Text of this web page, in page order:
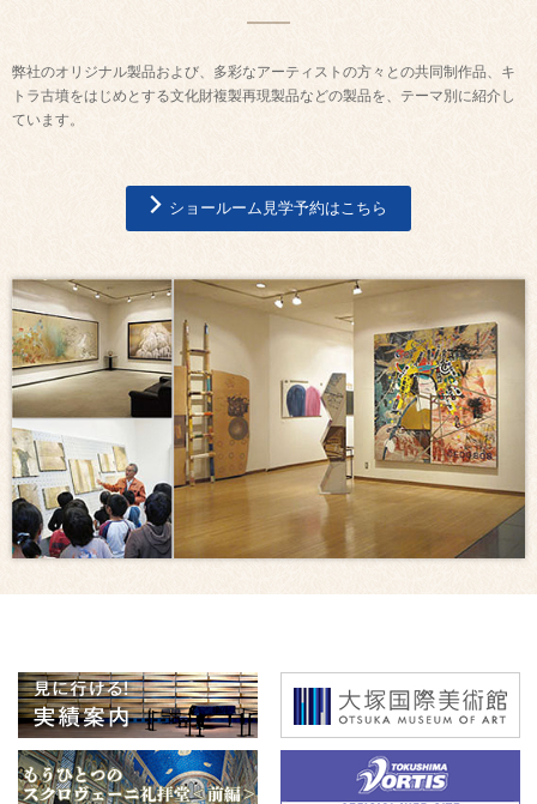
弊社のオリジナル製品および、多彩なアーティストの方々との共同制作品、キ
トラ古墳をはじめとする文化財複製再現製品などの製品を、テーマ別に紹介し
ています。
ショールーム見学予約はこちら